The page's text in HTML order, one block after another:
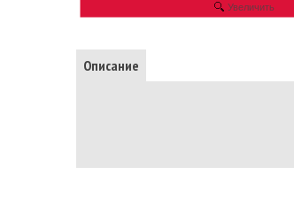
Увеличить
Описание